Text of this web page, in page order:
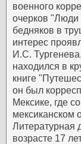
военного
очерков "Люди
бедняков в
интерес
И.С.
находился в
книге
он был
Мексике, где
мексиканском
Литературная
возрасте 17